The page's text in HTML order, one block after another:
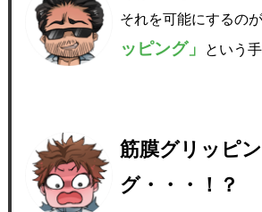
それを可能にするのが
ッピング」
という手
筋膜グリッピン
グ・・・！？